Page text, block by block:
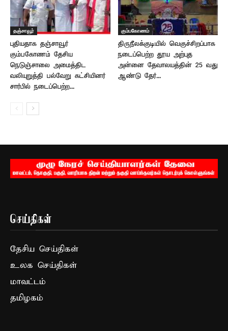
தஞ்சாவூர்
புதியதாக தஞ்சாவூர்
கும்பகோணம் தேசிய
நெடுஞ்சாலை அமைத்திட
வலியுறுத்தி பல்வேறு கட்சியினர்
சார்பில் நடைப்பெற்ற...
கும்பகோணம்
திருநீலக்குடியில் வெகுச்சிறப்பாக
நடைப்பெற்ற தூய அற்புத
அன்னை தேவாலயத்தின் 25 வது
ஆண்டு தேர்...
செய்திகள்
தேசிய செய்திகள்
உலக செய்திகள்
மாவட்டம்
தமிழகம்